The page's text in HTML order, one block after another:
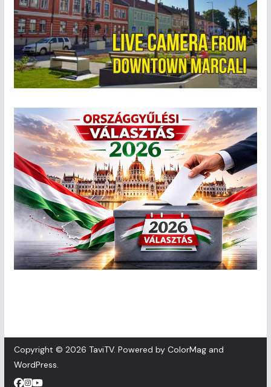
Copyright © 2026 TaviTV. Powered by ColorMagand
WordPress.